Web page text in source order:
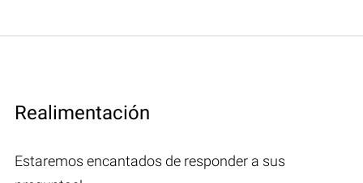
Realimentación
Estaremos encantados de responder a sus